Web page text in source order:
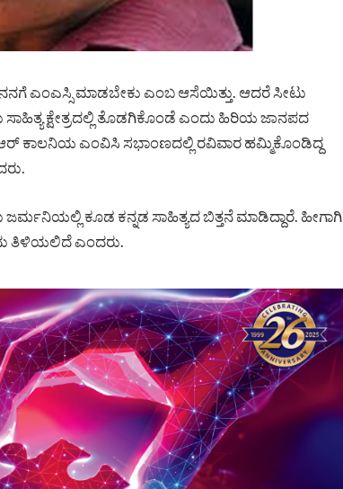
ನನಗೆ ಎಂಎಸ್ಸಿ ಮಾಡಬೇಕು ಎಂಬ ಆಸೆಯಿತ್ತು. ಆದರೆ ಸೀಟು
ಕ್ಷೇತ್ರದಲ್ಲಿ ತೊಡಗಿಕೊಂಡೆ ಎಂದು ಹಿರಿಯ ಜಾನಪದ
ಕಾಲನಿಯ ಎಂವಿಸಿ ಸಭಾಂಣದಲ್ಲಿ ರವಿವಾರ ಹಮ್ಮಿಕೊಂಡಿದ್ದ
ಕೂಡ ಕನ್ನಡ ಸಾಹಿತ್ಯದ ಬಿತ್ತನೆ ಮಾಡಿದ್ದಾರೆ. ಹೀಗಾಗಿ
ತಿಳಿಯಲಿದೆ ಎಂದರು.